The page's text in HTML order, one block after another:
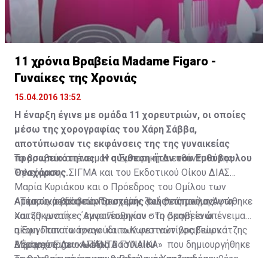
11 χρόνια Βραβεία Madame Figaro -
Γυναίκες της Χρονιάς
15.04.2016 13:52
Η έναρξη έγινε με ομάδα 11 χορευτριών, οι οποίες
μέσω της χορογραφίας του Χάρη Σάββα,
αποτύπωσαν τις εκφάνσεις της της γυναικείας
προσωπικότητας. Η σύνθεση ήταν του Ευθύβουλου
Θεοχάρους.
Αμέσως μετά η πόρτα σκηνής του θεάτρου ανυψώθηκε
και 50 γυναίκες εμφανίσθηκαν στη σκηνή ενώ
ακουγόταν το τραγούδι των φετινών βραβείων
Madame Figaro «ΠΑΝΤΑ ΓΥΝΑΙΚΑ» που δημιουργήθηκε
Το βραβείο απένειμαν η Εμπορική Διευθύντρια της
Τηλεόρασης ΣΙΓΜΑ και του Εκδοτικού Οίκου ΔΙΑΣ
Μαρία Κυριάκου και ο Πρόεδρος του Ομίλου των
Αττικών εκδόσεων Θεοχάρης Φιλιππόπουλος
- Τιμητικό βραβείο Πρωτείον ζωής εις μνήμη Άντη
Χατζηκωστή – ΄Αννα Γεωργίου - Το βραβείο απένειμαν
η Έφη Παπαϊωάννου και ο Κωνσταντίνος Γιωρκάτζης
Δήμαρχος Λευκωσίας
- Ερηνεύτρια – Αλέξια Βασιλείου